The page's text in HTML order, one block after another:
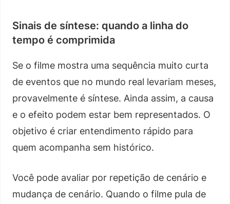
Sinais de síntese: quando a linha do
tempo é comprimida
Se o filme mostra uma sequência muito curta
de eventos que no mundo real levariam meses,
provavelmente é síntese. Ainda assim, a causa
e o efeito podem estar bem representados. O
objetivo é criar entendimento rápido para
quem acompanha sem histórico.
Você pode avaliar por repetição de cenário e
mudança de cenário. Quando o filme pula de